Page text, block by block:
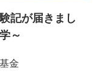
記が届きまし
～
金